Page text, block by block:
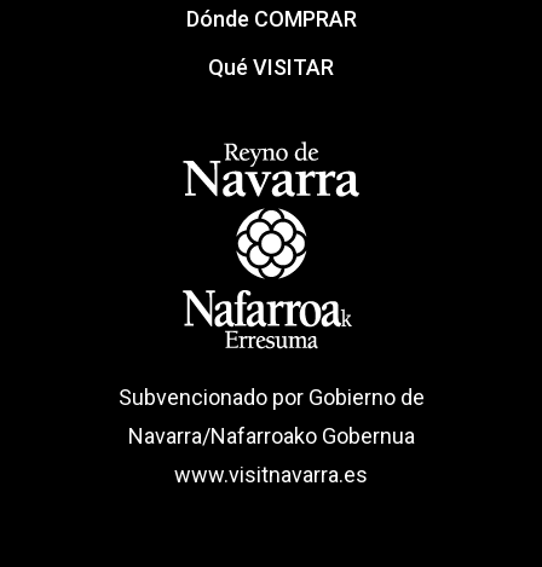
Dónde COMPRAR
Qué VISITAR
Subvencionado por Gobierno de
Navarra/Nafarroako Gobernua
www.visitnavarra.es